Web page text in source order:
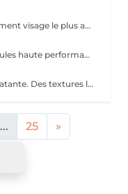
Le soin Signature Elasc est notre traitement visage le plus abouti et personnalisé. Conçu spécialement pour vous, par notre équipe, ce rituel est une véritable expérience sensorielle pour vous détendre, raviver l'éclat de votre teint, redessiner les contours de votre visage et revitaliser votre peau en profondeur. Ce soin multi-actions combine des produits cosméceutiques ultra-performants, des gestes experts et l'utilisation de pierres en quartz rose ou de jade verte en fonction de votre peau. Le soin débute par un nettoyage précis de votre peau et par une exfoliation douce aux manuvres stimulantes pour lisser et illuminer le teint. Après un travail technique avec la pierre et la pose d'un masque crème spécifique vient le massage Signature : une combinaison de manuvres liftantes, drainantes, tonifiantes et sculptantes avec une huile de haute qualité. Votre peau est ainsi lumineuse, décongestionnée, hydratée, liftée et raffermie. Ce soin Signature Elasc convient à tous les types de peau : teint terne, peau déshydratée, perte de fermeté, premiers signes de l'âge mais aussi pour toute personne ayant besoin d'une pause bien-être ou recherchant le cocooning et la chaleur caractéristiques à notre institut Elasc.
Le rituel d'hydration propose des formules haute performance qui s'attaquent stratégiquement à tous les paramètres de la déshydratation. Ciblés, ils améliorent le manteau hydrolipidique, la teneur en NMF est le ciment intercellulaire.
Le rituel de luminosité rend la peau éclatante. Des textures légères et fraïches affinent le grain de peau pour une peau qui brille de santé et de pureté - une beauté éclatante.
... 25 »